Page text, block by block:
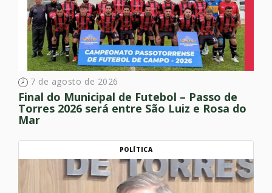
7 de agosto de 2026
Final do Municipal de Futebol – Passo de
Torres 2026 será entre São Luiz e Rosa do
Mar
POLÍTICA